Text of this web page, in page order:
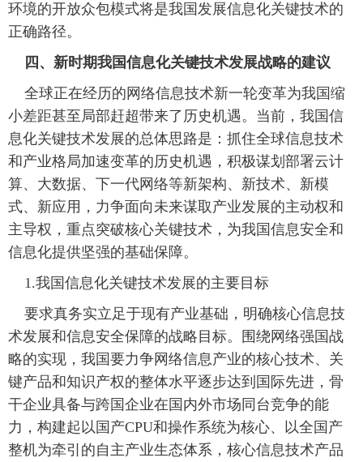
环境的开放众包模式将是我国发展信息化关键技术的
正确路径。
四、新时期我国信息化关键技术发展战略的建议
全球正在经历的网络信息技术新一轮变革为我国缩
小差距甚至局部赶超带来了历史机遇。当前，我国信
息化关键技术发展的总体思路是：抓住全球信息技术
和产业格局加速变革的历史机遇，积极谋划部署云计
算、大数据、下一代网络等新架构、新技术、新模
式、新应用，力争面向未来谋取产业发展的主动权和
主导权，重点突破核心关键技术，为我国信息安全和
信息化提供坚强的基础保障。
1.我国信息化关键技术发展的主要目标
要求真务实立足于现有产业基础，明确核心信息技
术发展和信息安全保障的战略目标。围绕网络强国战
略的实现，我国要力争网络信息产业的核心技术、关
键产品和知识产权的整体水平逐步达到国际先进，骨
干企业具备与跨国企业在国内外市场同台竞争的能
力，构建起以国产CPU和操作系统为核心、以全国产
整机为牵引的自主产业生态体系，核心信息技术产品